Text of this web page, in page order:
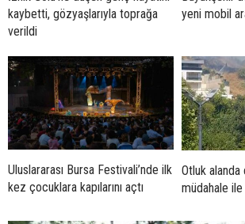
kaybetti, gözyaşlarıyla toprağa
verildi
yeni mobil
Uluslararası Bursa Festivali’nde ilk
kez çocuklara kapılarını açtı
Otluk alanda
müdahale